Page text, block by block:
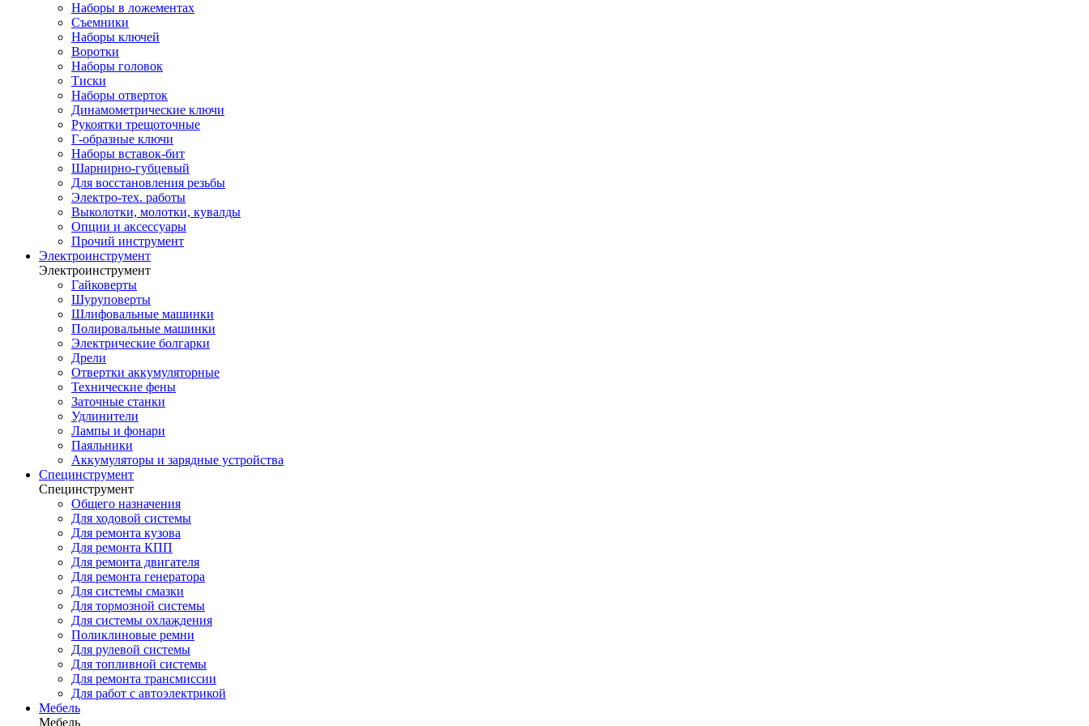
Наборы в ложементах
Съемники
Наборы ключей
Воротки
Наборы головок
Тиски
Наборы отверток
Динамометрические ключи
Рукоятки трещоточные
Г-образные ключи
Наборы вставок-бит
Шарнирно-губцевый
Для восстановления резьбы
Электро-тех. работы
Выколотки, молотки, кувалды
Опции и аксессуары
Прочий инструмент
Электроинструмент
Электроинструмент
Гайковерты
Шуруповерты
Шлифовальные машинки
Полировальные машинки
Электрические болгарки
Дрели
Отвертки аккумуляторные
Технические фены
Заточные станки
Удлинители
Лампы и фонари
Паяльники
Аккумуляторы и зарядные устройства
Специнструмент
Специнструмент
Общего назначения
Для ходовой системы
Для ремонта кузова
Для ремонта КПП
Для ремонта двигателя
Для ремонта генератора
Для системы смазки
Для тормозной системы
Для системы охлаждения
Поликлиновые ремни
Для рулевой системы
Для топливной системы
Для ремонта трансмиссии
Для работ с автоэлектрикой
Мебель
Мебель